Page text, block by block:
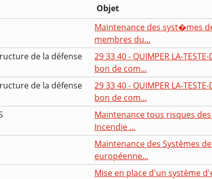
Objet
Maintenance des syst�mes
membres du...
de la défense
29 33 40 - QUIMPER LA-
bon de com...
de la défense
29 33 40 - QUIMPER LA-
bon de com...
Maintenance tous risques
Incendie ...
Maintenance des Systèmes
européenne...
Mise en place d'un système